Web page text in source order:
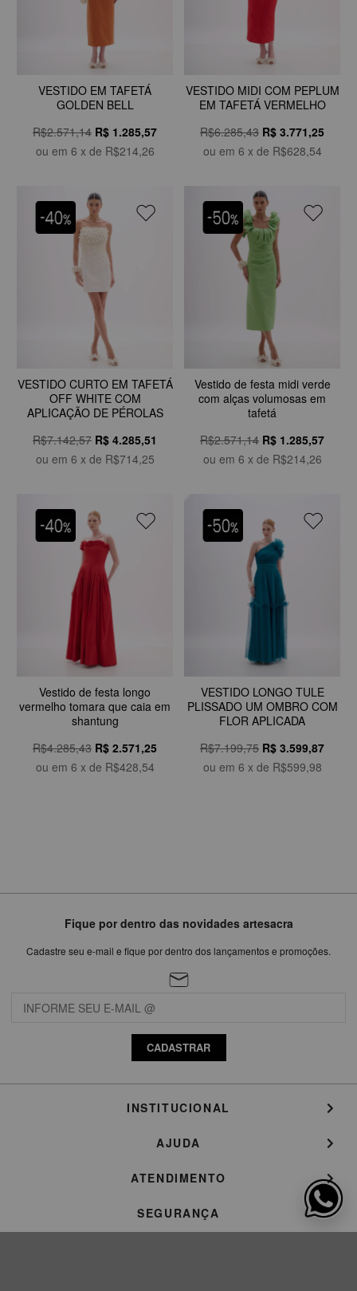
VESTIDO EM TAFETÁ
GOLDEN BELL
R$2.571,14 R$ 1.285,57
ou em 6 x de R$214,26
VESTIDO MIDI COM PEPLUM
EM TAFETÁ VERMELHO
R$6.285,43 R$ 3.771,25
ou em 6 x de R$628,54
VESTIDO CURTO EM TAFETÁ
OFF WHITE COM
APLICAÇÃO DE PÉROLAS
R$7.142,57 R$ 4.285,51
ou em 6 x de R$714,25
Vestido de festa midi verde
com alças volumosas em
tafetá
R$2.571,14 R$ 1.285,57
ou em 6 x de R$214,26
Vestido de festa longo
vermelho tomara que caia em
shantung
R$4.285,43 R$ 2.571,25
ou em 6 x de R$428,54
VESTIDO LONGO TULE
PLISSADO UM OMBRO COM
FLOR APLICADA
R$7.199,75 R$ 3.599,87
ou em 6 x de R$599,98
Fique por dentro das novidades artesacra
Cadastre seu e-mail e fique por dentro dos lançamentos e promoções.
CADASTRAR
INSTITUCIONAL
AJUDA
ATENDIMENTO
SEGURANÇA